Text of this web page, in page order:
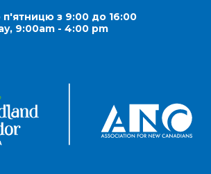
п'ятницю з 9:00 до 16:00
9:00am - 4:00 pm